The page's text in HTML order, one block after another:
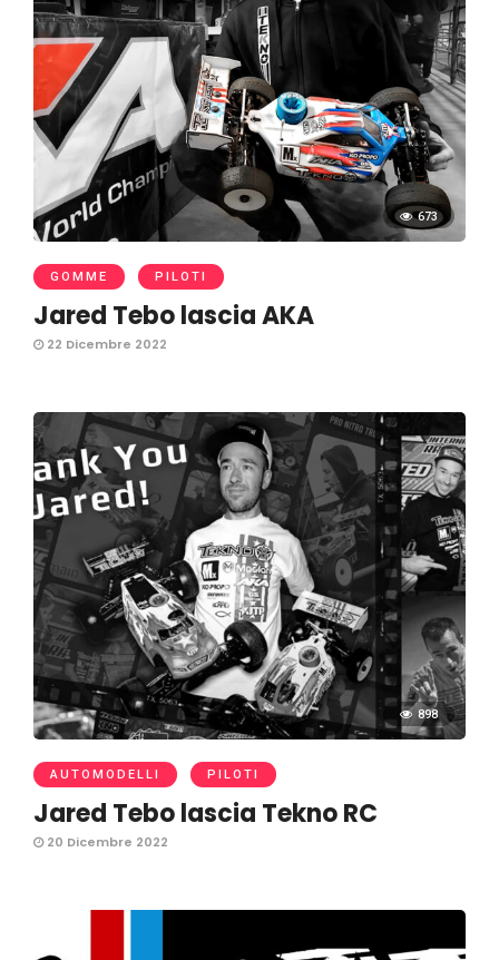
673
GOMME PILOTI
Jared Tebo lascia AKA
22 Dicembre 2022
898
AUTOMODELLI PILOTI
Jared Tebo lascia Tekno RC
20 Dicembre 2022